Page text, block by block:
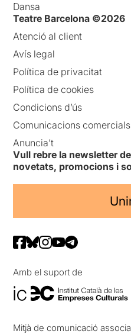
Dansa
Teatre Barcelona ©2026
Atenció al client
Avís legal
Política de privacitat
Política de cookies
Condicions d’ús
Comunicacions
Anuncia’t
Vull rebre la newsletter
novetats, promocions i
Amb el suport de
Mitjà de comunicació